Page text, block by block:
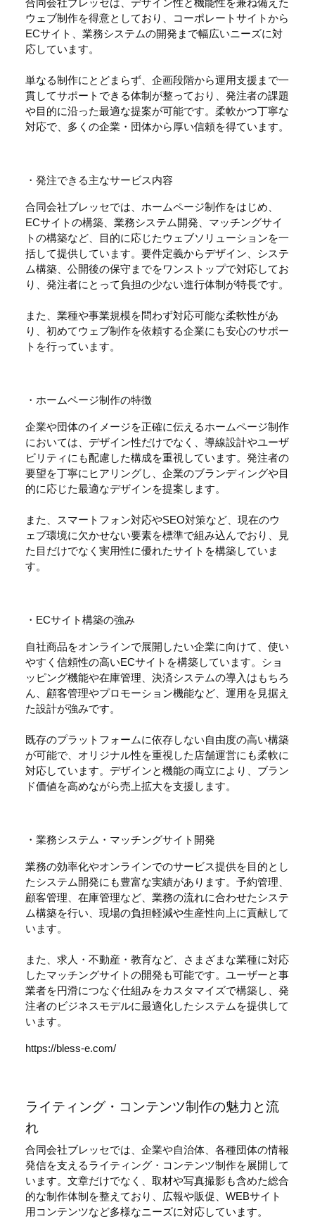
合同会社ブレッセは、デザイン性と機能性を兼ね備えた
ウェブ制作を得意としており、コーポレートサイトから
ECサイト、業務システムの開発まで幅広いニーズに対
応しています。
単なる制作にとどまらず、企画段階から運用支援まで一
貫してサポートできる体制が整っており、発注者の課題
や目的に沿った最適な提案が可能です。柔軟かつ丁寧な
対応で、多くの企業・団体から厚い信頼を得ています。
・発注できる主なサービス内容
合同会社ブレッセでは、ホームページ制作をはじめ、
ECサイトの構築、業務システム開発、マッチングサイ
トの構築など、目的に応じたウェブソリューションを一
括して提供しています。要件定義からデザイン、システ
ム構築、公開後の保守までをワンストップで対応してお
り、発注者にとって負担の少ない進行体制が特長です。
また、業種や事業規模を問わず対応可能な柔軟性があ
り、初めてウェブ制作を依頼する企業にも安心のサポー
トを行っています。
・ホームページ制作の特徴
企業や団体のイメージを正確に伝えるホームページ制作
においては、デザイン性だけでなく、導線設計やユーザ
ビリティにも配慮した構成を重視しています。発注者の
要望を丁寧にヒアリングし、企業のブランディングや目
的に応じた最適なデザインを提案します。
また、スマートフォン対応やSEO対策など、現在のウ
ェブ環境に欠かせない要素を標準で組み込んでおり、見
た目だけでなく実用性に優れたサイトを構築していま
す。
・ECサイト構築の強み
自社商品をオンラインで展開したい企業に向けて、使い
やすく信頼性の高いECサイトを構築しています。ショ
ッピング機能や在庫管理、決済システムの導入はもちろ
ん、顧客管理やプロモーション機能など、運用を見据え
た設計が強みです。
既存のプラットフォームに依存しない自由度の高い構築
が可能で、オリジナル性を重視した店舗運営にも柔軟に
対応しています。デザインと機能の両立により、ブラン
ド価値を高めながら売上拡大を支援します。
・業務システム・マッチングサイト開発
業務の効率化やオンラインでのサービス提供を目的とし
たシステム開発にも豊富な実績があります。予約管理、
顧客管理、在庫管理など、業務の流れに合わせたシステ
ム構築を行い、現場の負担軽減や生産性向上に貢献して
います。
また、求人・不動産・教育など、さまざまな業種に対応
したマッチングサイトの開発も可能です。ユーザーと事
業者を円滑につなぐ仕組みをカスタマイズで構築し、発
注者のビジネスモデルに最適化したシステムを提供して
います。
https://bless-e.com/
ライティング・コンテンツ制作の魅力と流
れ
合同会社ブレッセでは、企業や自治体、各種団体の情報
発信を支えるライティング・コンテンツ制作を展開して
います。文章だけでなく、取材や写真撮影も含めた総合
的な制作体制を整えており、広報や販促、WEBサイト
用コンテンツなど多様なニーズに対応しています。